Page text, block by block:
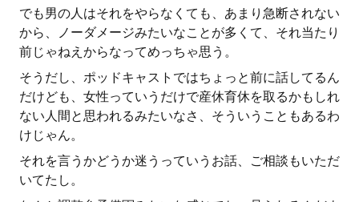
でも男の人はそれをやらなくても、あまり急断されない
から、ノーダメージみたいなことが多くて、それ当たり
前じゃねえからなってめっちゃ思う。
そうだし、ポッドキャストではちょっと前に話してるん
だけども、女性っていうだけで産休育休を取るかもしれ
ない人間と思われるみたいなさ、そういうこともあるわ
けじゃん。
それを言うかどうか迷うっていうお話、ご相談もいただ
いてたし。